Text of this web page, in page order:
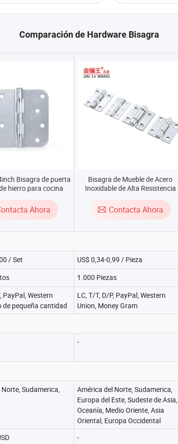
Comparación de Hardware Bisagra
Bisagra de puerta
hierro para cocina
Ahora
Bisagra de Mueble de Acero
Inoxidable de Alta Resistencia
Pivotante para Puerta de Madera
Accesorios de Puerta Bisagras
Contacta Ahora
/ Set US$ 0,34-0,99 / Pieza
1.000 Piezas
PayPal, Western
de pequeña cantidad
LC, T/T, D/P, PayPal, Western
Union, Money Gram
-
Sudamerica,
América del Norte, Sudamerica,
Europa del Este, Sudeste de Asia,
Oceanía, Medio Oriente, Asia
Oriental, Europa Occidental
-